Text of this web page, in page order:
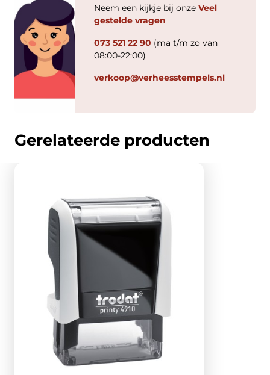
Neem een kijkje bij onze Veel
gestelde vragen
073 521 22 90 (ma t/m zo van
08:00-22:00)
verkoop@verheesstempels.nl
Gerelateerde producten